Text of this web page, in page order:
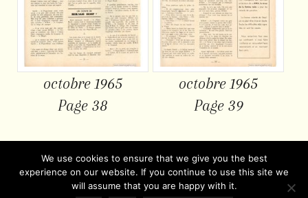
octobre 1965
Page 38
octobre 1965
Page 39
We use cookies to ensure that we give you the best
experience on our website. If you continue to use this site we
will assume that you are happy with it.